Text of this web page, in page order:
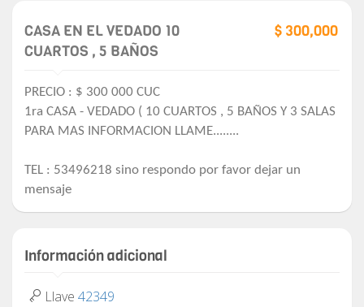
CASA EN EL VEDADO 10
CUARTOS , 5 BAÑOS
$ 300,000
PRECIO : $ 300 000 CUC
1ra CASA - VEDADO ( 10 CUARTOS , 5 BAÑOS Y 3 SALAS
PARA MAS INFORMACION LLAME........
TEL : 53496218 sino respondo por favor dejar un
mensaje
Información adicional
Llave 42349